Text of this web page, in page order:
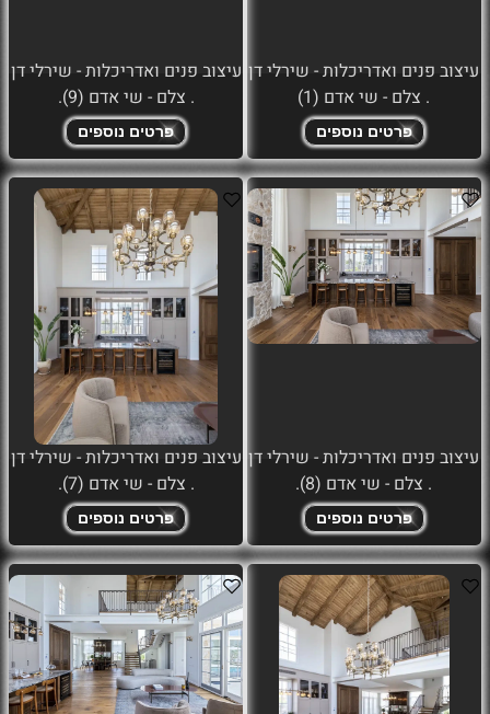
עיצוב פנים ואדריכלות - שירלי דן
. צלם - שי אדם (1)
פרטים נוספים
עיצוב פנים ואדריכלות - שירלי דן
. צלם - שי אדם (9).
פרטים נוספים
עיצוב פנים ואדריכלות - שירלי דן
. צלם - שי אדם (8).
פרטים נוספים
עיצוב פנים ואדריכלות - שירלי דן
. צלם - שי אדם (7).
פרטים נוספים